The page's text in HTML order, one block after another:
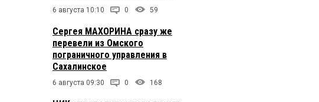
6 августа 10:10 0 59
Сергея МАХОРИНА сразу же
перевели из Омского
пограничного управления в
Сахалинское
6 августа 09:30 0 168